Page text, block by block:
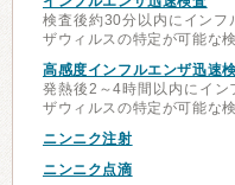
検査後約30分以内にインフ
ザウィルスの特定が可能な検
高感度インフルエンザ迅速
発熱後2～4時間以内にイン
ザウィルスの特定が可能な検
ニンニク注射
ニンニク点滴